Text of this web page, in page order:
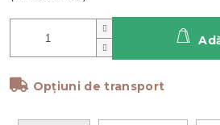
Opțiuni de transport